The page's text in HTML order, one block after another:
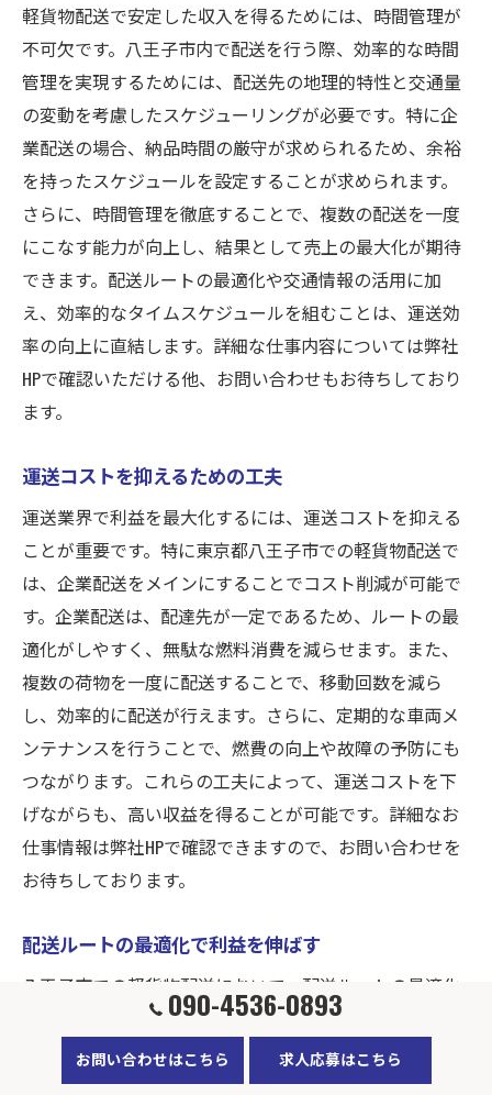
軽貨物配送で安定した収入を得るためには、時間管理が
不可欠です。八王子市内で配送を行う際、効率的な時間
管理を実現するためには、配送先の地理的特性と交通量
の変動を考慮したスケジューリングが必要です。特に企
業配送の場合、納品時間の厳守が求められるため、余裕
を持ったスケジュールを設定することが求められます。
さらに、時間管理を徹底することで、複数の配送を一度
にこなす能力が向上し、結果として売上の最大化が期待
できます。配送ルートの最適化や交通情報の活用に加
え、効率的なタイムスケジュールを組むことは、運送効
率の向上に直結します。詳細な仕事内容については弊社
HPで確認いただける他、お問い合わせもお待ちしており
ます。
運送コストを抑えるための工夫
運送業界で利益を最大化するには、運送コストを抑える
ことが重要です。特に東京都八王子市での軽貨物配送で
は、企業配送をメインにすることでコスト削減が可能で
す。企業配送は、配達先が一定であるため、ルートの最
適化がしやすく、無駄な燃料消費を減らせます。また、
複数の荷物を一度に配送することで、移動回数を減ら
し、効率的に配送が行えます。さらに、定期的な車両メ
ンテナンスを行うことで、燃費の向上や故障の予防にも
つながります。これらの工夫によって、運送コストを下
げながらも、高い収益を得ることが可能です。詳細なお
仕事情報は弊社HPで確認できますので、お問い合わせを
お待ちしております。
配送ルートの最適化で利益を伸ばす
八王子市での軽貨物配送において、配送ルートの最適化
は利益を伸ばす鍵となります。企業配送では、日々の交
通状況を考慮し、柔軟にルートを調整することが求めら
れます。スマートフォンのナビゲーションアプリを活用
090-4536-0893
お問い合わせはこちら 求人応募はこちら